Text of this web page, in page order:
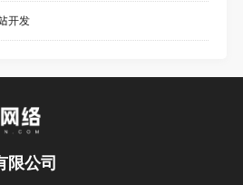
开发
限公司